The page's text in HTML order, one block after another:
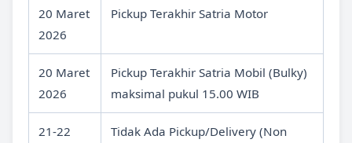
20 Maret
2026
Pickup Terakhir Satria Motor
20 Maret
2026
Pickup Terakhir Satria Mobil (Bulky)
maksimal pukul 15.00 WIB
21-22
Tidak Ada Pickup/Delivery (Non